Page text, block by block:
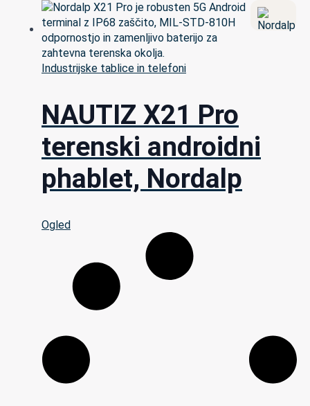
Industrijske tablice in telefoni
NAUTIZ X21 Pro
terenski androidni
phablet, Nordalp
Ogled